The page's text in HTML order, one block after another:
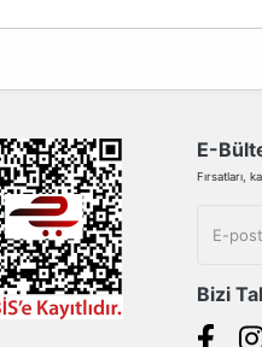
E-
Fırsatları,
Bizi